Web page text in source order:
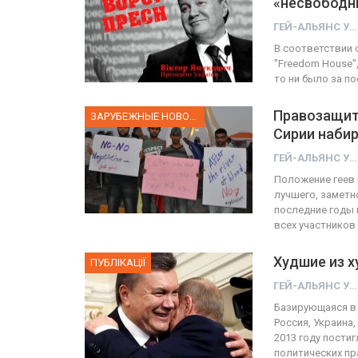
ГЕЙ-АЛЬЯНС УКРАИНА
В соответствии
"Freedom
то ни было за
Сирии
ГЕЙ-АЛЬЯНС УКРАИНА
Положение геев
лучшего,
последние годы
всех
ПУБЛІКАЦІЇ Худшие из
ГЕЙ-АЛЬЯНС УКРАИНА
Базирующаяся в
Россия,
2013 году
политических
ФОТО
Прайд в Тель-Авиве собрал
Июн 10, 2017 0